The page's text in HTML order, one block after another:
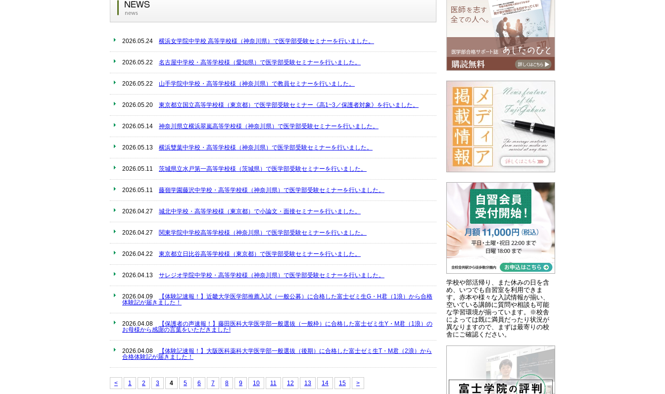
2026.05.24 横浜女学院中学校 高等学校様（神奈川県）で医学部受験セミナーを行いました。
2026.05.22 名古屋中学校・高等学校様（愛知県）で医学部受験セミナーを行いました。
2026.05.22 山手学院中学校・高等学校様（神奈川県）で教員セミナーを行いました。
2026.05.20 東京都立国立高等学校様（東京都）で医学部受験セミナー《高1~3／保護者対象》を行いました。
2026.05.14 神奈川県立横浜翠嵐高等学校様（神奈川県）で医学部受験セミナーを行いました。
2026.05.13 横浜雙葉中学校・高等学校様（神奈川県）で医学部受験セミナーを行いました。
2026.05.11 茨城県立水戸第一高等学校様（茨城県）で医学部受験セミナーを行いました。
2026.05.11 藤嶺学園藤沢中学校・高等学校様（神奈川県）で医学部受験セミナーを行いました。
2026.04.27 城北中学校・高等学校様（東京都）で小論文・面接セミナーを行いました。
2026.04.27 関東学院中学校高等学校様（神奈川県）で医学部受験セミナーを行いました。
2026.04.22 東京都立日比谷高等学校様（東京都）で医学部受験セミナーを行いました。
2026.04.13 サレジオ学院中学校・高等学校様（神奈川県）で医学部受験セミナーを行いました。
2026.04.09
【体験記速報！】近畿大学医学部推薦入試（一般公募）に合格した富士ゼミ生G・H君（1浪）から合格
体験記が届きました！
2026.04.08
【保護者の声速報！】藤田医科大学医学部一般選抜（一般枠）に合格した富士ゼミ生Y・M君（1浪）の
お母様から感謝の言葉をいただきました!
2026.04.08
【体験記速報！】大阪医科薬科大学医学部一般選抜（後期）に合格した富士ゼミ生T・M君（2浪）から
合格体験記が届きました！
< 1 2 3 4 5 6 7 8 9 10 11 12 13 14 15 >
学校や部活帰り、また休みの日を含
め、いつでも自習室を利用できま
す。赤本や様々な入試情報が揃い、
空いている講師に質問や相談も可能
な学習環境が揃っています。※校舎
によっては既に満員だったり状況が
異なりますので、まずは最寄りの校
舎にご確認ください。